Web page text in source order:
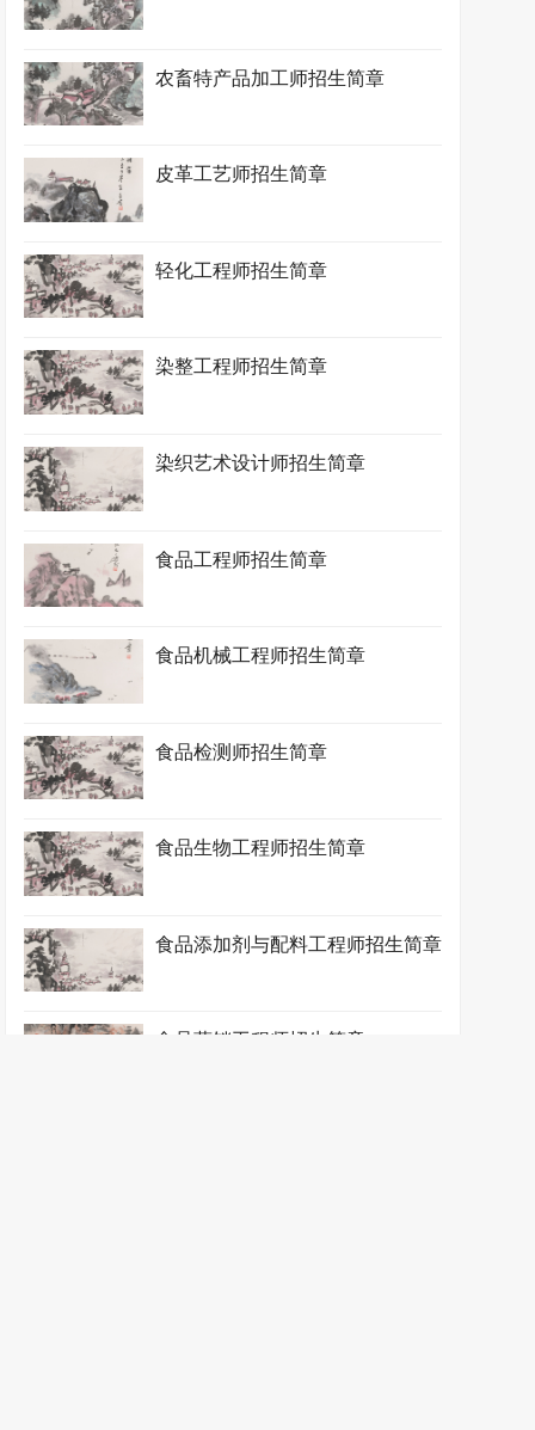
农畜特产品加工师招生简章
皮革工艺师招生简章
轻化工程师招生简章
染整工程师招生简章
染织艺术设计师招生简章
食品工程师招生简章
食品机械工程师招生简章
食品检测师招生简章
食品生物工程师招生简章
食品添加剂与配料工程师招生简章
食品营销工程师招生简章